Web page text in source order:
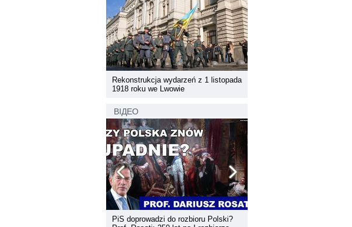
Rekonstrukcja wydarzeń z 1 listopada
1918 roku we Lwowie
ВІДЕО
PiS doprowadzi do rozbioru Polski?